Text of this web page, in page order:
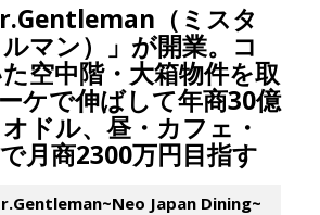
（ミスタ
マン）」が開業。コ
空中階・大箱物件を取
ケで伸ばして年商30億
ドル、昼・カフェ・
月商2300万円目指す
Japan Dining~